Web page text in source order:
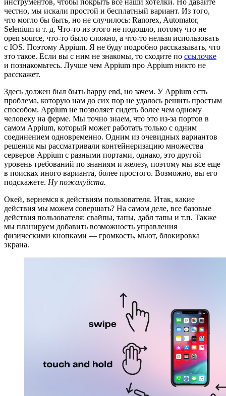
честно, мы искали простой и бесплатный вариант. Из того,
что могло бы быть, но не случилось: Ranorex, Automator,
Selenium и т. д. Что-то из этого не подошло, потому что не
open source, что-то было сложно, а что-то нельзя использовать
с IOS. Поэтому Appium. Я не буду подробно рассказывать, что
это такое. Если вы с ним не знакомы, то сходите по ссылочке
и познакомьтесь. Лучше чем Appium про Appium никто не
расскажет.
Здесь должен был быть happy end, но зачем. У Appium есть
проблема, которую нам до сих пор не удалось решить простым
способом. Appium не позволяет сидеть более чем одному
человеку на ферме. Мы точно знаем, что это из-за портов в
самом Appium, который может работать только с одним
соединением одновременно. Одним из очевидных вариантов
решения мы рассматривали контейнеризацию множества
серверов Appium с разными портами, однако, это другой
уровень требований по знаниям и железу, поэтому мы все еще
в поисках иного варианта, более простого. Возможно, вы его
подскажете. Ну пожалуйста.
Окей, вернемся к действиям пользователя. Итак, какие
действия мы можем совершать? На самом деле, все базовые
действия пользователя: свайпы, тапы, дабл тапы и т.п. Также
мы планируем добавить возможность управления
физическими кнопками — громкость, мьют, блокировка
экрана.